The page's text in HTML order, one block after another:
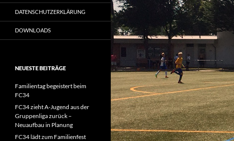
DATENSCHUTZERKLÄRUNG
DOWNLOADS
NEUESTE BEITRÄGE
Familientag begeistert beim
FC34
FC34 zieht A-Jugend aus der
Gruppenliga zurück –
Neuaufbau in Planung
FC34 lädt zum Familienfest